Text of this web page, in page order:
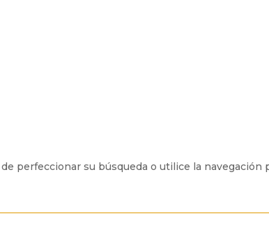
perfeccionar su búsqueda o utilice la navegación